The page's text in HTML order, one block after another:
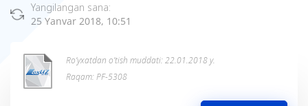
Yangilangan sana:
25 Yanvar 2018, 10:51
Ro’yxatdan o’tish muddati: 22.01.2018 y.
Raqam: PF-5308